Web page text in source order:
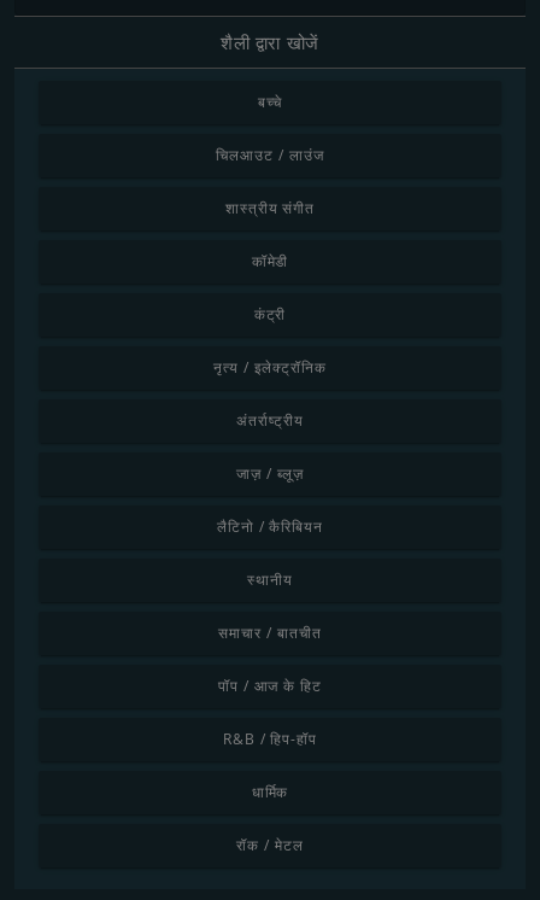
शैली द्वारा खोजें
बच्चे
चिलआउट / लाउंज
शास्त्रीय संगीत
कॉमेडी
कंट्री
नृत्य / इलेक्ट्रॉनिक
अंतर्राष्ट्रीय
जाज़ / ब्लूज़
लैटिनो / कैरिबियन
स्थानीय
समाचार / बातचीत
पॉप / आज के हिट
R&B / हिप-हॉप
धार्मिक
रॉक / मेटल